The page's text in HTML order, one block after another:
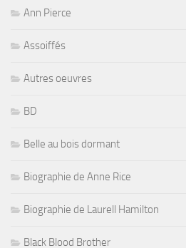
Ann Pierce
Assoiffés
Autres oeuvres
BD
Belle au bois dormant
Biographie de Anne Rice
Biographie de Laurell Hamilton
Black Blood Brother